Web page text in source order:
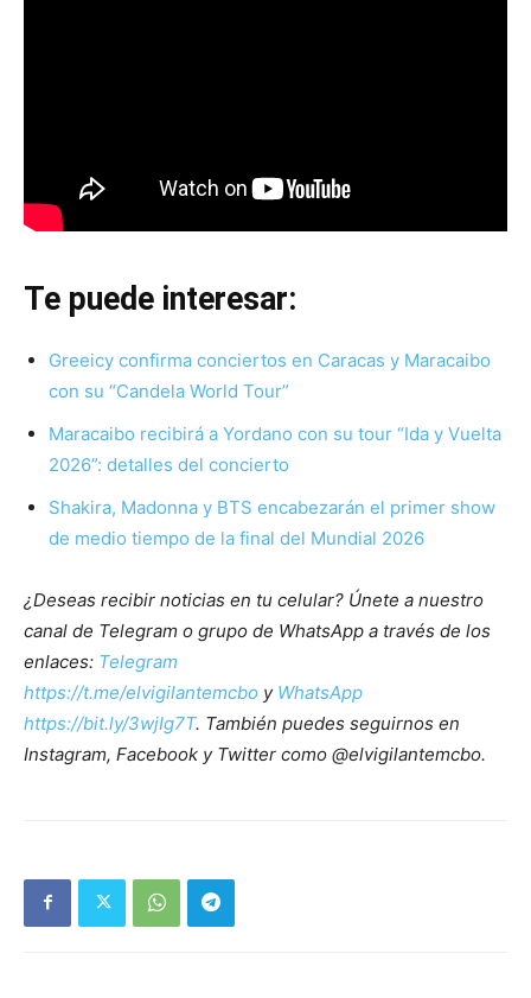
Te puede interesar:
Greeicy confirma conciertos en Caracas y Maracaibo
con su “Candela World Tour”
Maracaibo recibirá a Yordano con su tour “Ida y Vuelta
2026”: detalles del concierto
Shakira, Madonna y BTS encabezarán el primer show
de medio tiempo de la final del Mundial 2026
¿Deseas recibir noticias en tu celular? Únete a nuestro
canal de Telegram o grupo de WhatsApp a través de los
enlaces: Telegram
https://t.me/elvigilantemcbo y WhatsApp
https://bit.ly/3wjIg7T. También puedes seguirnos en
Instagram, Facebook y Twitter como @elvigilantemcbo.